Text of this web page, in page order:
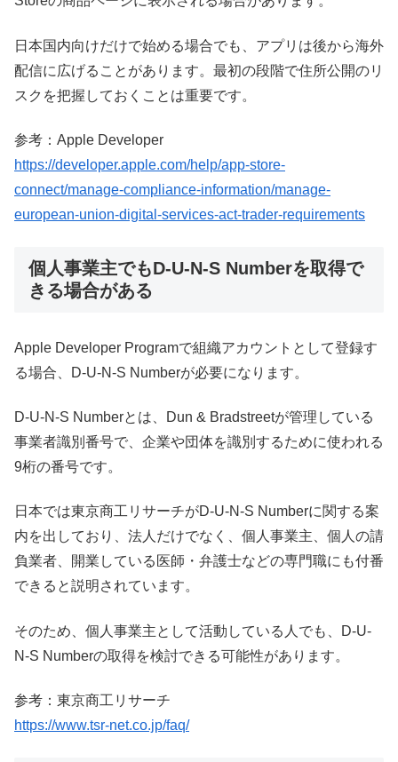
日本国内向けだけで始める場合でも、アプリは後から海外
配信に広げることがあります。最初の段階で住所公開のリ
スクを把握しておくことは重要です。
参考：Apple Developer
https://developer.apple.com/help/app-store-
connect/manage-compliance-information/manage-
european-union-digital-services-act-trader-requirements
個人事業主でもD-U-N-S Numberを取得で
きる場合がある
Apple Developer Programで組織アカウントとして登録す
る場合、D-U-N-S Numberが必要になります。
D-U-N-S Numberとは、Dun & Bradstreetが管理している
事業者識別番号で、企業や団体を識別するために使われる
9桁の番号です。
日本では東京商工リサーチがD-U-N-S Numberに関する案
内を出しており、法人だけでなく、個人事業主、個人の請
負業者、開業している医師・弁護士などの専門職にも付番
できると説明されています。
そのため、個人事業主として活動している人でも、D-U-
N-S Numberの取得を検討できる可能性があります。
参考：東京商工リサーチ
https://www.tsr-net.co.jp/faq/